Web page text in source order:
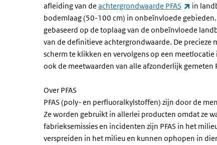
afleiding van de achtergrondwaarde PFAS
in
bodemlaag (50-100 cm) in onbeïnvloede
gebaseerd op de toplaag van de onbeïnvloede
van de definitieve achtergrondwaarde. De
scherm te klikken en vervolgens op een
ook de meetwaarden van alle afzonderlijk gemeten
Over PFAS
PFAS (poly- en perfluoralkylstoffen) zijn door de
Ze worden gebruikt in allerlei producten omdat ze
fabrieksemissies en incidenten zijn PFAS in het
verspreiden in het milieu en kunnen ophopen in